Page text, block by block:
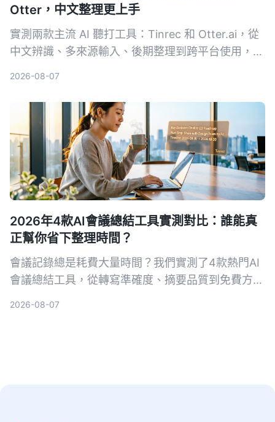
Otter，中文整理更上手
實測兩款主流 AI 聽打工具：Tinrec 和 Otter.ai，從
中文辨識、多來源輸入、後期整理到跨平台使用，五
2026-08-07
2026年4款AI會議總結工具實測對比：誰能真
正幫你省下整理時間？
會議記錄總是耗費大量時間？我們實測了4款熱門AI
會議總結工具，從轉寫準確度、摘要品質到免費方
2026-08-07